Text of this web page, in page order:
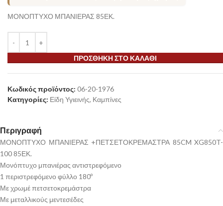
ΜΟΝΟΠΤΥΧΟ ΜΠΑΝΙΕΡΑΣ 85ΕΚ.
ΠΡΟΣΘΉΚΗ ΣΤΟ ΚΑΛΆΘΙ
Κωδικός προϊόντος: 06-20-1976
Κατηγορίες: Είδη Υγιεινής, Καμπίνες
Περιγραφή
ΜΟΝΟΠΤΥΧΟ ΜΠΑΝΙΕΡΑΣ +ΠΕΤΣΕΤΟΚΡΕΜΑΣΤΡΑ 85CM XG850T-
100 85ΕΚ.
Μονόπτυχο μπανιέρας αντιστρεφόμενο
1 περιστρεφόμενο φύλλο 180º
Με χρωμέ πετσετοκρεμάστρα
Με μεταλλικούς μεντεσέδες